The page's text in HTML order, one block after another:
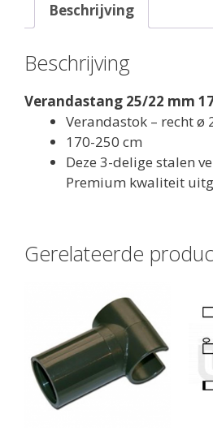
Beschrijving
Beschrijving
Verandastang 25/22 mm
Verandastok – recht ø
170-250 cm
Deze 3-delige stalen
Premium kwaliteit
Gerelateerde